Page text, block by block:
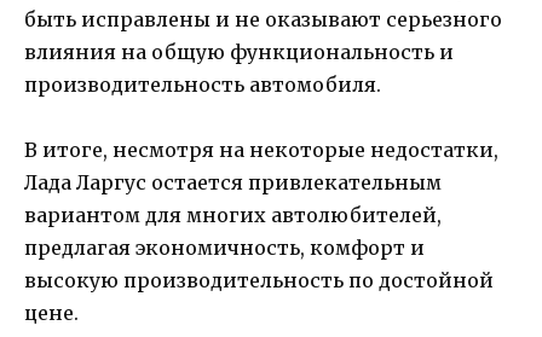
быть исправлены и не оказывают серьезного
влияния на общую функциональность и
производительность автомобиля.
В итоге, несмотря на некоторые недостатки,
Лада Ларгус остается привлекательным
вариантом для многих автолюбителей,
предлагая экономичность, комфорт и
высокую производительность по достойной
цене.